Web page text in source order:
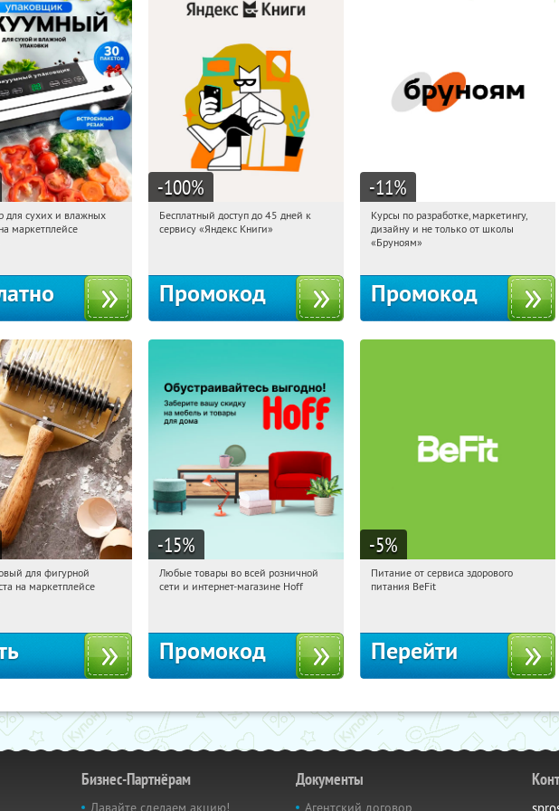
Получили:175
для сухих и влажных
маркетплейсе
-100%
11:41:43
Получи первым!
Бесплатный доступ до 45 дней к
сервису «Яндекс Книги»
Промокод
-11%
11:41:43
Получи первым!
Россия
Курсы по разработке, маркетингу,
дизайну и не только от школы
«Бруноям»
Промокод
Получили:
для фигурной
на маркетплейсе
-15%
11:41:43 Получили:
Любые товары во всей розничной
сети и интернет-магазине Hoff
Промокод
-5%
11:41:43
Получи первым!
Питание от сервиса здорового
питания BeFit
Перейти
Бизнес-Партнёрам
Давайте сделаем акцию!
Документы
Агентский договор